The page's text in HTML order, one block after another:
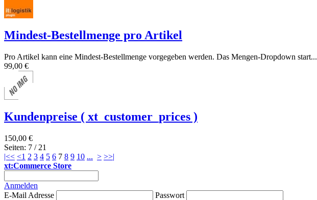
Mindest-Bestellmenge pro Artikel
Pro Artikel kann eine Mindest-Bestellmenge vorgegeben werden. Das Mengen-Dropdown start...
99,00 €
Kundenpreise ( xt_customer_prices )
150,00 €
Seiten: 7 / 21
|<< <1 2 3 4 5 6 7 8 9 10 ... > >>|
xt:Commerce Store
Anmelden
E-Mail Adresse
Passwort